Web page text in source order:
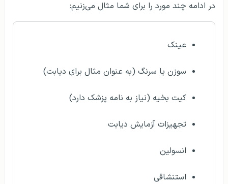
در ادامه چند مورد را برای شما مثال می‌زنیم:
عینک
سوزن یا سرنگ (به عنوان مثال برای دیابت)
کیت بخیه (نیاز به نامه پزشک دارد)
تجهیزات آزمایش دیابت
انسولین
استنشاقی